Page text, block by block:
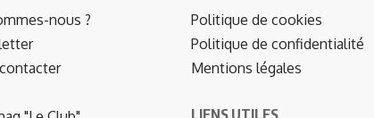
nous ?
Politique de cookies
Politique de confidentialité
Mentions légales
LIENS UTILES